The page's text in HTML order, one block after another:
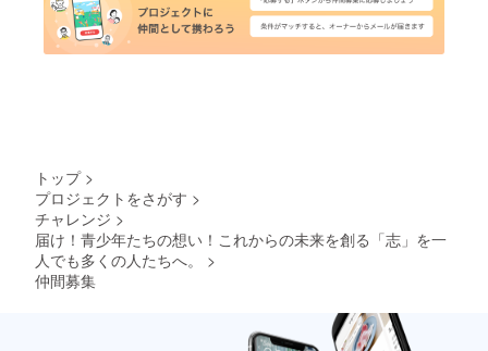
トップ >
プロジェクトをさがす >
チャレンジ >
届け！青少年たちの想い！これからの未来を創る「志」を一
人でも多くの人たちへ。
>
仲間募集